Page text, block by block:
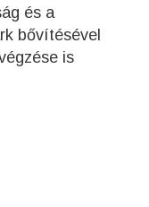
és a
bővítésével
is